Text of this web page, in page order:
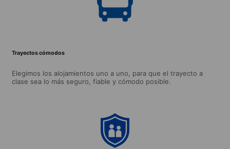
Trayectos cómodos
Elegimos los alojamientos uno a uno, para que el trayecto a
clase sea lo más seguro, fiable y cómodo posible.